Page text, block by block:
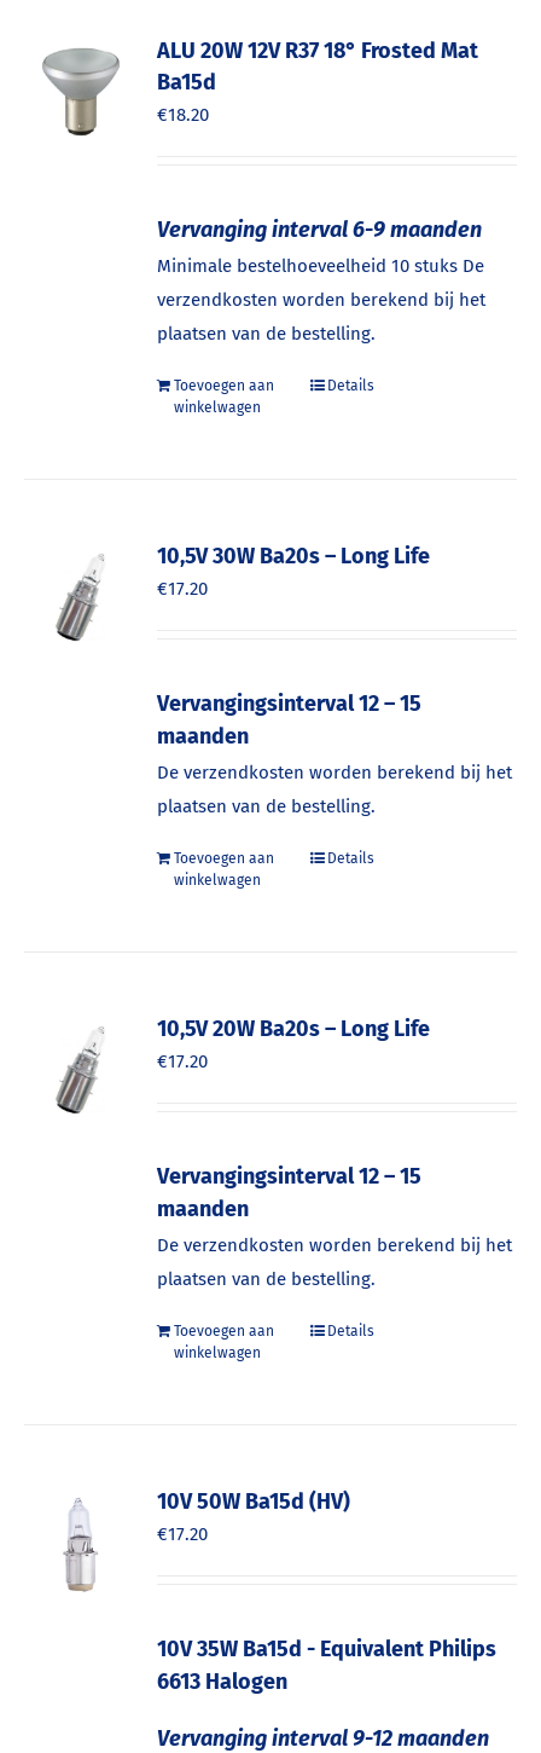
ALU 20W 12V R37 18° Frosted Mat
Ba15d
€18.20
Vervanging interval 6-9 maanden
Minimale bestelhoeveelheid 10 stuks De
verzendkosten worden berekend bij het
plaatsen van de bestelling.
Toevoegen aan
winkelwagen
Details
10,5V 30W Ba20s – Long Life
€17.20
Vervangingsinterval 12 – 15
maanden
De verzendkosten worden berekend bij het
plaatsen van de bestelling.
Toevoegen aan
winkelwagen
Details
10,5V 20W Ba20s – Long Life
€17.20
Vervangingsinterval 12 – 15
maanden
De verzendkosten worden berekend bij het
plaatsen van de bestelling.
Toevoegen aan
winkelwagen
Details
10V 50W Ba15d (HV)
€17.20
10V 35W Ba15d - Equivalent Philips
6613 Halogen
Vervanging interval 9-12 maanden